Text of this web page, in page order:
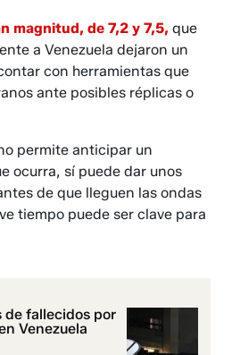
magnitud, de 7,2 y 7,5,que
a Venezuela dejaron un
con herramientas que
ante posibles réplicas o
permite anticipar un
ocurra, sí puede dar unos
de que lleguen las ondas
tiempo puede ser clave para
de fallecidos por
Venezuela